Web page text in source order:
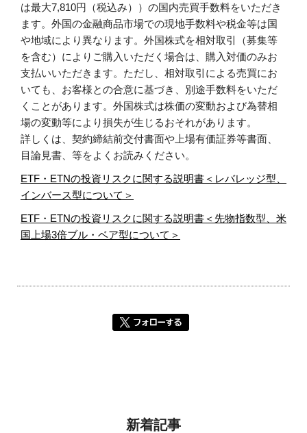
は最大7,810円（税込み））の国内売買手数料をいただき
ます。外国の金融商品市場での現地手数料や税金等は国
や地域により異なります。外国株式を相対取引（募集等
を含む）によりご購入いただく場合は、購入対価のみお
支払いいただきます。ただし、相対取引による売買にお
いても、お客様との合意に基づき、別途手数料をいただ
くことがあります。外国株式は株価の変動および為替相
場の変動等により損失が生じるおそれがあります。
詳しくは、契約締結前交付書面や上場有価証券等書面、
目論見書、等をよくお読みください。
ETF・ETNの投資リスクに関する説明書＜レバレッジ型、
インバース型について＞
ETF・ETNの投資リスクに関する説明書＜先物指数型、米
国上場3倍ブル・ベア型について＞
新着記事